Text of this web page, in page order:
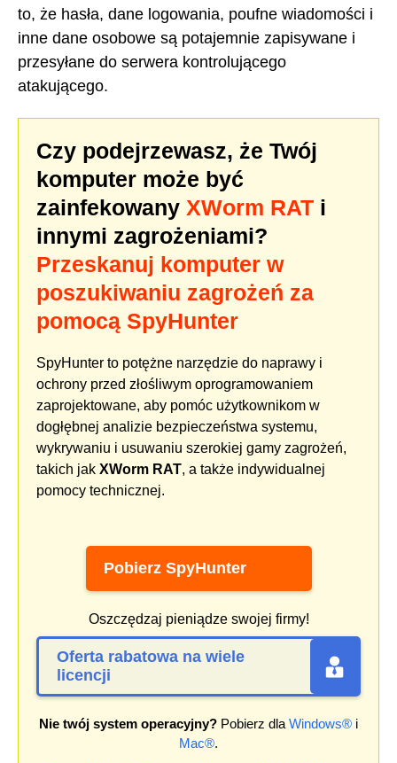
to, że hasła, dane logowania, poufne wiadomości i
inne dane osobowe są potajemnie zapisywane i
przesyłane do serwera kontrolującego
atakującego.
Czy podejrzewasz, że Twój
komputer może być
zainfekowany XWorm RAT i
innymi zagrożeniami?
Przeskanuj komputer w
poszukiwaniu zagrożeń za
pomocą SpyHunter
SpyHunter to potężne narzędzie do naprawy i
ochrony przed złośliwym oprogramowaniem
zaprojektowane, aby pomóc użytkownikom w
dogłębnej analizie bezpieczeństwa systemu,
wykrywaniu i usuwaniu szerokiej gamy zagrożeń,
takich jak XWorm RAT, a także indywidualnej
pomocy technicznej.
Pobierz SpyHunter
Oszczędzaj pieniądze swojej firmy!
Oferta rabatowa na wiele
licencji
Nie twój system operacyjny? Pobierz dla Windows® i
Mac®.